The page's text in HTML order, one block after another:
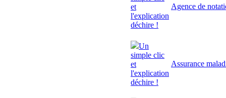
et
l'explication
déchire !
Agence de
Un
simple clic
et
l'explication
déchire !
Assurance